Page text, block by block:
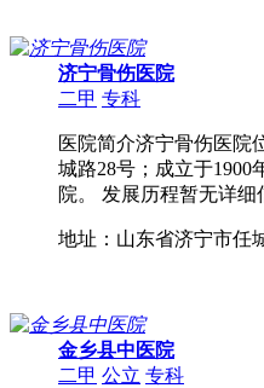
济宁骨伤医院
二甲 专科
医院简介济宁骨伤医院
城路28号；成立于1900
院。 发展历程暂无详细
地址：山东省济宁市任
金乡县中医院
二甲 公立 专科